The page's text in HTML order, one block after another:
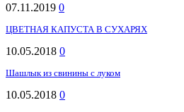
07.11.2019 0
ЦВЕТНАЯ КАПУСТА В СУХАРЯХ
10.05.2018 0
Шашлык из свинины с луком
10.05.2018 0